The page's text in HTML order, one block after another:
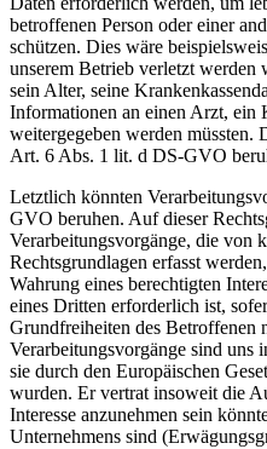
betroffenen Person oder einer
schützen. Dies wäre
unserem Betrieb verletzt werden
sein Alter, seine
Informationen an einen Arzt, ein
weitergegeben werden müssten.
Art. 6 Abs. 1 lit. d DS-GVO
Letztlich könnten
GVO beruhen. Auf dieser
Verarbeitungsvorgänge, die von
Rechtsgrundlagen erfasst
Wahrung eines berechtigten
eines Dritten erforderlich ist,
Grundfreiheiten des Betroffenen
Verarbeitungsvorgänge sind uns
sie durch den Europäischen
wurden. Er vertrat insoweit die
Interesse anzunehmen sein
Unternehmens sind